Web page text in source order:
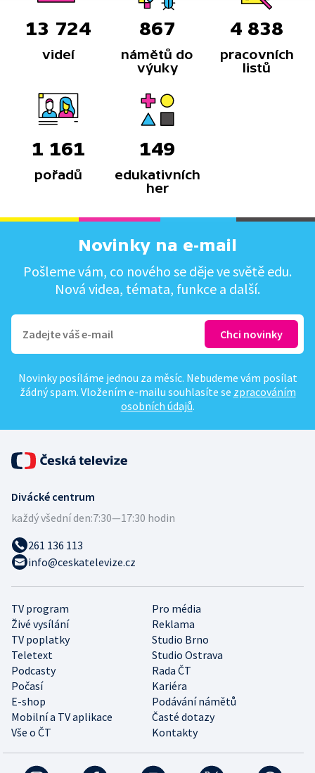
13 724
videí
867
námětů do
výuky
4 838
pracovních
listů
1 161
pořadů
149
edukativních
her
Novinky na e-mail
Pošleme vám, co nového se děje ve světě edu.
Nová videa, témata, funkce a další.
Novinky posíláme jednou za měsíc. Nebudeme vám posílat
žádný spam. Vložením e-mailu souhlasíte se zpracováním
osobních údajů.